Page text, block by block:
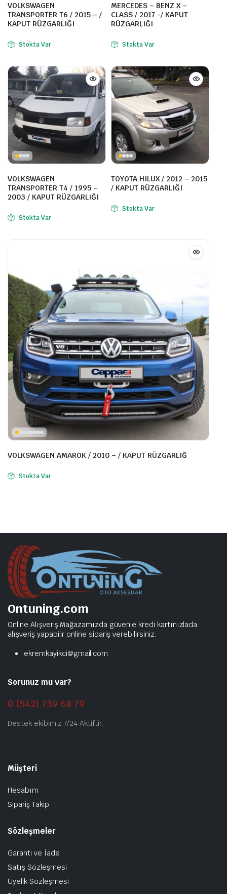
VOLKSWAGEN
TRANSPORTER T6 / 2015 – /
KAPUT RÜZGARLIĞI
Stokta Var
MERCEDES – BENZ X –
CLASS / 2017 -/ KAPUT
RÜZGARLIĞI
Stokta Var
VOLKSWAGEN
TRANSPORTER T4 / 1995 –
2003 / KAPUT RÜZGARLIĞI
Stokta Var
TOYOTA HILUX / 2012 – 2015
/ KAPUT RÜZGARLIĞI
Stokta Var
VOLKSWAGEN AMAROK / 2010 – / KAPUT RÜZGARLIĞ
Stokta Var
Ontuning.com
Online Alışveriş Mağazamızda güvenle kredi kartınızlada
alışveriş yapabilir online sipariş verebilirsiniz.
ekremkayikci@gmail.com
Sorunuz mu var?
0 (542) 739 68 79
Destek ekibimiz 7/24 Aktiftir.
Müşteri
Hesabım
Sipariş Takip
Sözleşmeler
Garanti ve İade
Satış Sözleşmesi
Üyelik Sözleşmesi